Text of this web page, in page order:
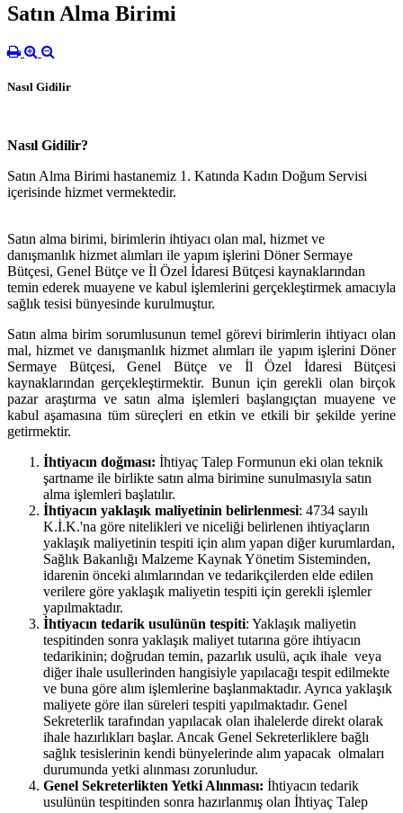
Satın Alma Birimi
Nasıl Gidilir
Nasıl Gidilir?
Satın Alma Birimi hastanemiz 1. Katında Kadın Doğum Servisi
içerisinde hizmet vermektedir.
Satın alma birimi, birimlerin ihtiyacı olan mal, hizmet ve
danışmanlık hizmet alımları ile yapım işlerini Döner Sermaye
Bütçesi, Genel Bütçe ve İl Özel İdaresi Bütçesi kaynaklarından
temin ederek muayene ve kabul işlemlerini gerçekleştirmek amacıyla
sağlık tesisi bünyesinde kurulmuştur.
Satın alma birim sorumlusunun temel görevi birimlerin ihtiyacı olan
mal, hizmet ve danışmanlık hizmet alımları ile yapım işlerini Döner
Sermaye Bütçesi, Genel Bütçe ve İl Özel İdaresi Bütçesi
kaynaklarından gerçekleştirmektir. Bunun için gerekli olan birçok
pazar araştırma ve satın alma işlemleri başlangıçtan muayene ve
kabul aşamasına tüm süreçleri en etkin ve etkili bir şekilde yerine
getirmektir.
İhtiyacın doğması: İhtiyaç Talep Formunun eki olan teknik
şartname ile birlikte satın alma birimine sunulmasıyla satın
alma işlemleri başlatılır.
İhtiyacın yaklaşık maliyetinin belirlenmesi: 4734 sayılı
K.İ.K.'na göre nitelikleri ve niceliği belirlenen ihtiyaçların
yaklaşık maliyetinin tespiti için alım yapan diğer kurumlardan,
Sağlık Bakanlığı Malzeme Kaynak Yönetim Sisteminden,
idarenin önceki alımlarından ve tedarikçilerden elde edilen
verilere göre yaklaşık maliyetin tespiti için gerekli işlemler
yapılmaktadır.
İhtiyacın tedarik usulünün tespiti: Yaklaşık maliyetin
tespitinden sonra yaklaşık maliyet tutarına göre ihtiyacın
tedarikinin; doğrudan temin, pazarlık usulü, açık ihale veya
diğer ihale usullerinden hangisiyle yapılacağı tespit edilmekte
ve buna göre alım işlemlerine başlanmaktadır. Ayrıca yaklaşık
maliyete göre ilan süreleri tespiti yapılmaktadır. Genel
Sekreterlik tarafından yapılacak olan ihalelerde direkt olarak
ihale hazırlıkları başlar. Ancak Genel Sekreterliklere bağlı
sağlık tesislerinin kendi bünyelerinde alım yapacak olmaları
durumunda yetki alınması zorunludur.
Genel Sekreterlikten Yetki Alınması: İhtiyacın tedarik
usulünün tespitinden sonra hazırlanmış olan İhtiyaç Talep